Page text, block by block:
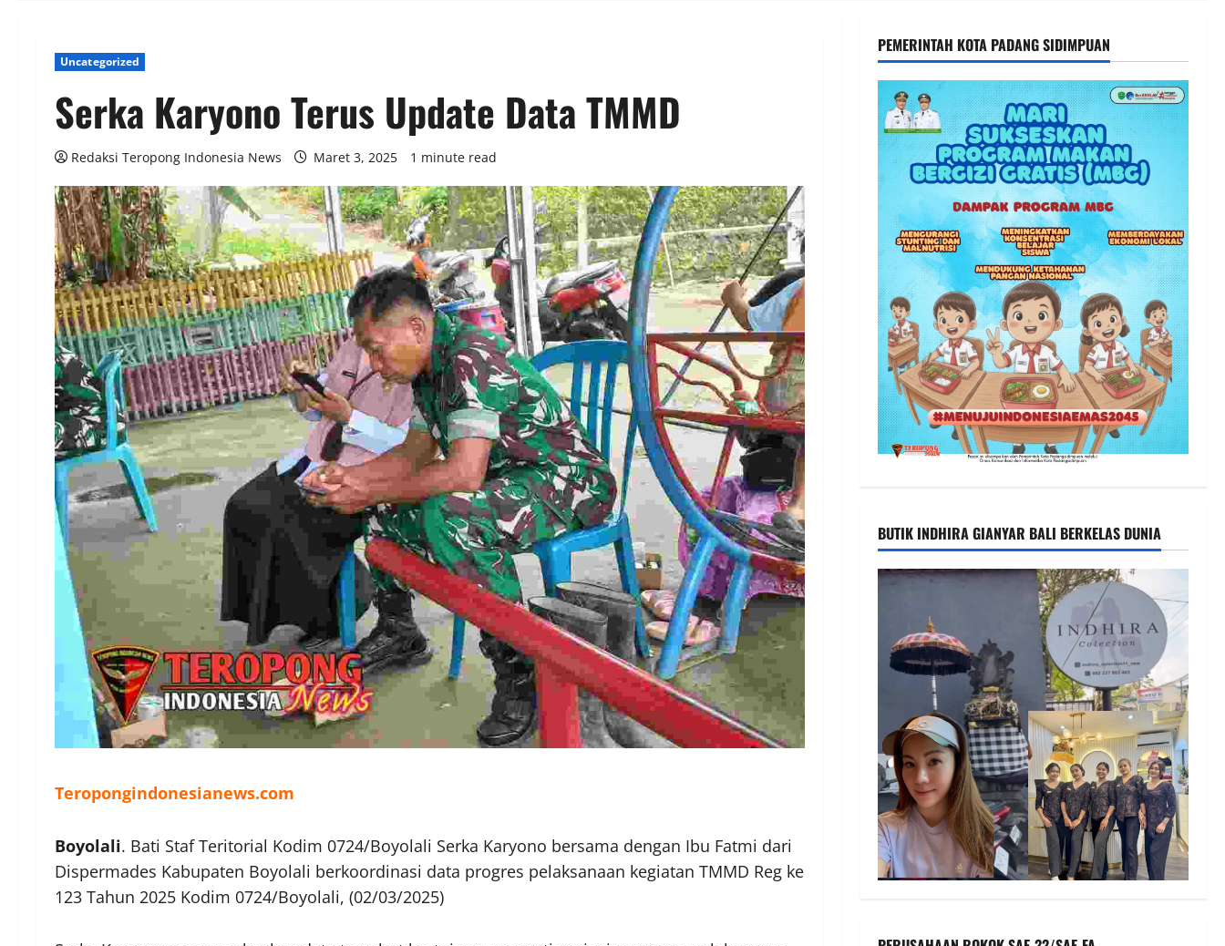
Uncategorized
Serka Karyono Terus Update Data TMMD
Redaksi Teropong Indonesia News Maret 3, 2025 1 minute read
Teropongindonesianews.com
Boyolali. Bati Staf Teritorial Kodim 0724/Boyolali Serka Karyono bersama dengan Ibu Fatmi dari
Dispermades Kabupaten Boyolali berkoordinasi data progres pelaksanaan kegiatan TMMD Reg ke
123 Tahun 2025 Kodim 0724/Boyolali, (02/03/2025)
PEMERINTAH KOTA PADANG SIDIMPUAN
BUTIK INDHIRA GIANYAR BALI BERKELAS DUNIA